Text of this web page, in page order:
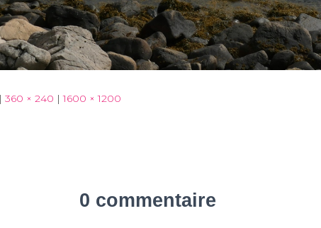
| 360 × 240 | 1600 × 1200
0 commentaire